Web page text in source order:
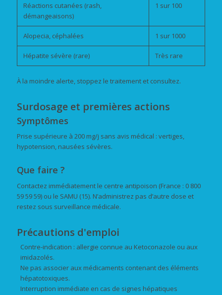
Réactions cutanées (rash,
démangeaisons)
1 sur 100
Alopecia, céphalées 1 sur 1000
Hépatite sévère (rare) Très rare
À la moindre alerte, stoppez le traitement et consultez.
Surdosage et premières actions
Symptômes
Prise supérieure à 200 mg/j sans avis médical : vertiges,
hypotension, nausées sévères.
Que faire ?
Contactez immédiatement le centre antipoison (France : 0 800
59 59 59) ou le SAMU (15). N’administrez pas d’autre dose et
restez sous surveillance médicale.
Précautions d'emploi
Contre-indication : allergie connue au Ketoconazole ou aux
imidazolés.
Ne pas associer aux médicaments contenant des éléments
hépatotoxiques.
Interruption immédiate en cas de signes hépatiques